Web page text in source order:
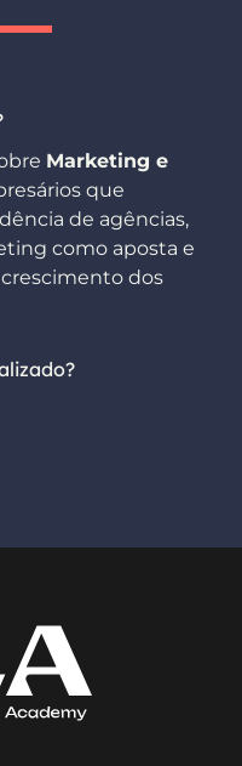
Marketing e
que
de agências,
como aposta e
dos